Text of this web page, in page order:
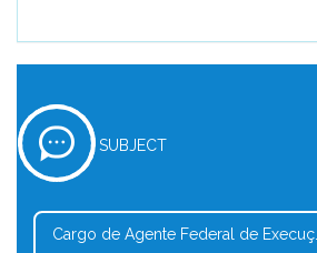
SUBJECT
Cargo de Agente Federal de Execuç...